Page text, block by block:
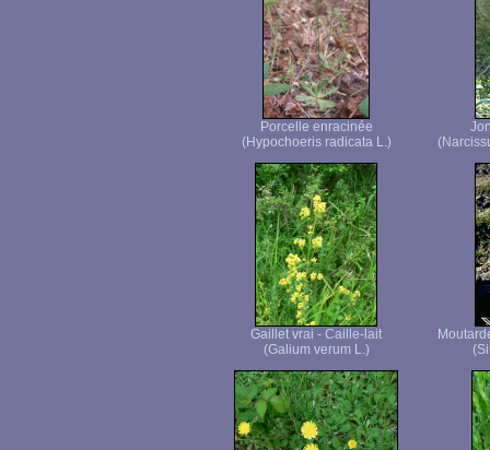
Porcelle enracinée
(Hypochoeris radicata L.)
Gaillet vrai - Caille-lait
(Galium verum L.)